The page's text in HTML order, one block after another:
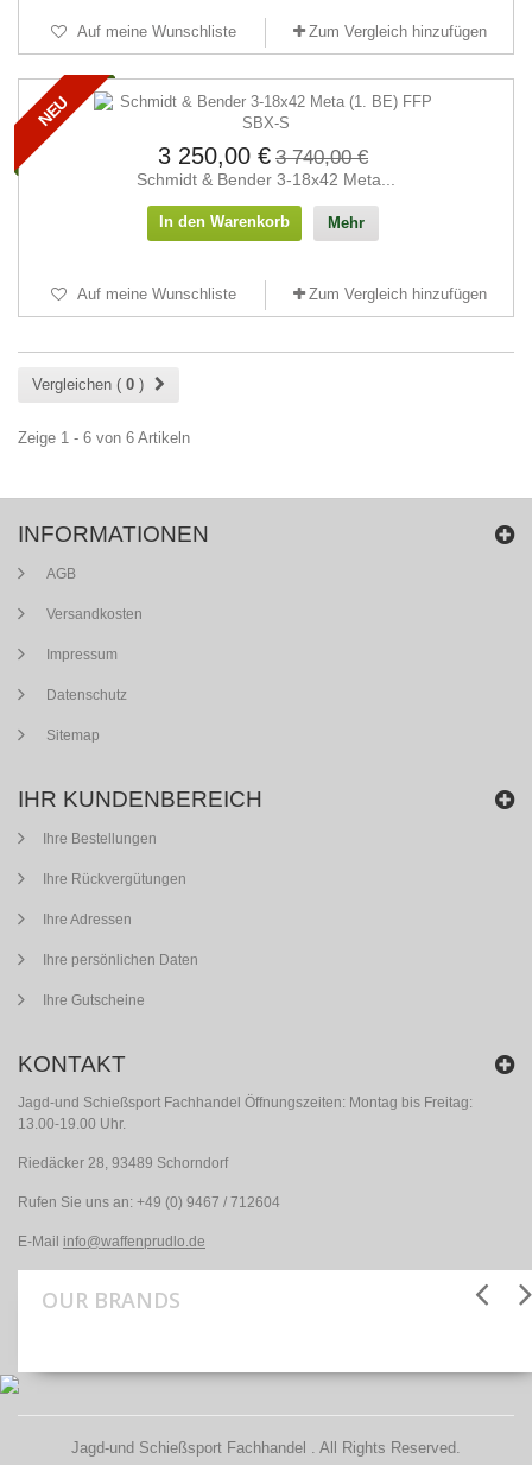
Auf meine Wunschliste Zum Vergleich hinzufügen
NEU
3 250,00 € 3 740,00 €
Schmidt & Bender 3-18x42 Meta...
In den Warenkorb Mehr
Auf meine Wunschliste Zum Vergleich hinzufügen
Vergleichen ( 0 )
Zeige 1 - 6 von 6 Artikeln
INFORMATIONEN
AGB
Versandkosten
Impressum
Datenschutz
Sitemap
IHR KUNDENBEREICH
Ihre Bestellungen
Ihre Rückvergütungen
Ihre Adressen
Ihre persönlichen Daten
Ihre Gutscheine
KONTAKT
Jagd-und Schießsport Fachhandel Öffnungszeiten: Montag bis Freitag:
13.00-19.00 Uhr.
Riedäcker 28, 93489 Schorndorf
Rufen Sie uns an: +49 (0) 9467 / 712604
E-Mail info@waffenprudlo.de
OUR BRANDS
Jagd-und Schießsport Fachhandel . All Rights Reserved.